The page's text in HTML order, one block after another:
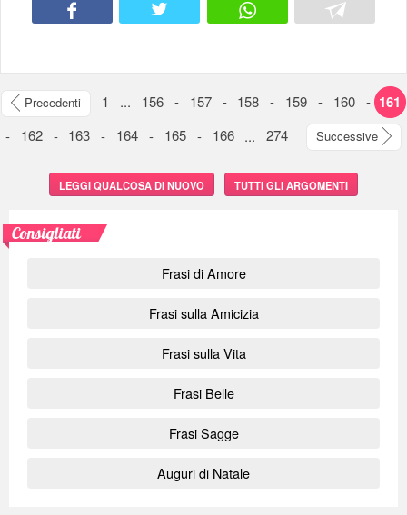
Precedenti 1 ... 156 - 157 - 158 - 159 - 160 - 161
- 162 - 163 - 164 - 165 - 166 ... 274 Successive
LEGGI QUALCOSA DI NUOVO TUTTI GLI ARGOMENTI
Consigliati
Frasi di Amore
Frasi sulla Amicizia
Frasi sulla Vita
Frasi Belle
Frasi Sagge
Auguri di Natale